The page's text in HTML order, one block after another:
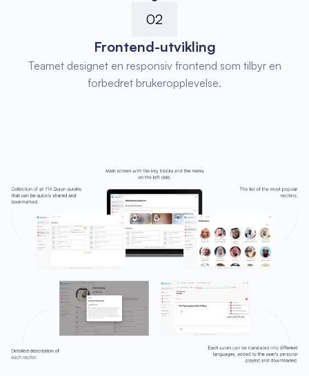
02
Frontend-utvikling
Teamet designet en responsiv frontend som tilbyr en
forbedret brukeropplevelse.